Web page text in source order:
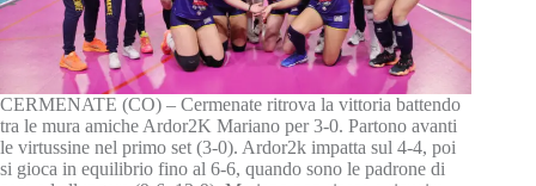
CERMENATE (CO) – Cermenate ritrova la vittoria battendo
tra le mura amiche Ardor2K Mariano per 3-0. Partono avanti
le virtussine nel primo set (3-0). Ardor2k impatta sul 4-4, poi
si gioca in equilibrio fino al 6-6, quando sono le padrone di